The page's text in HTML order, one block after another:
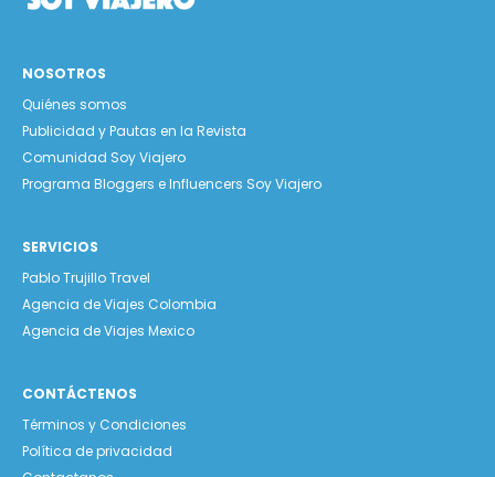
NOSOTROS
Quiénes somos
Publicidad y Pautas en la Revista
Comunidad Soy Viajero
Programa Bloggers e Influencers Soy Viajero
SERVICIOS
Pablo Trujillo Travel
Agencia de Viajes Colombia
Agencia de Viajes Mexico
CONTÁCTENOS
Términos y Condiciones
Política de privacidad